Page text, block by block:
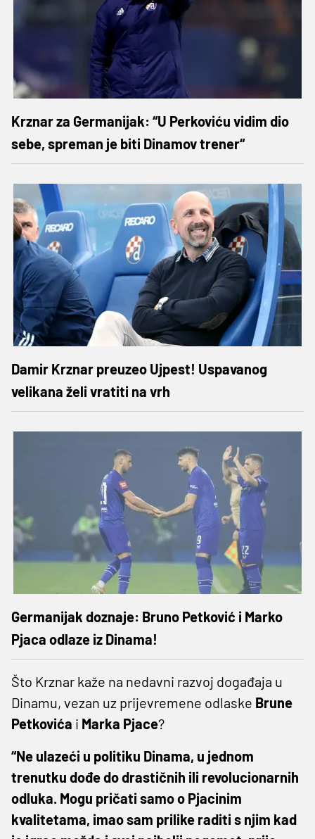
Krznar za Germanijak: “U Perkoviću vidim dio
sebe, spreman je biti Dinamov trener“
Damir Krznar preuzeo Ujpest! Uspavanog
velikana želi vratiti na vrh
Germanijak doznaje: Bruno Petković i Marko
Pjaca odlaze iz Dinama!
Što Krznar kaže na nedavni razvoj događaja u
Dinamu, vezan uz prijevremene odlaske Brune
Petkovića i Marka Pjace?
“Ne ulazeći u politiku Dinama, u jednom
trenutku dođe do drastičnih ili revolucionarnih
odluka. Mogu pričati samo o Pjacinim
kvalitetama, imao sam prilike raditi s njim kad